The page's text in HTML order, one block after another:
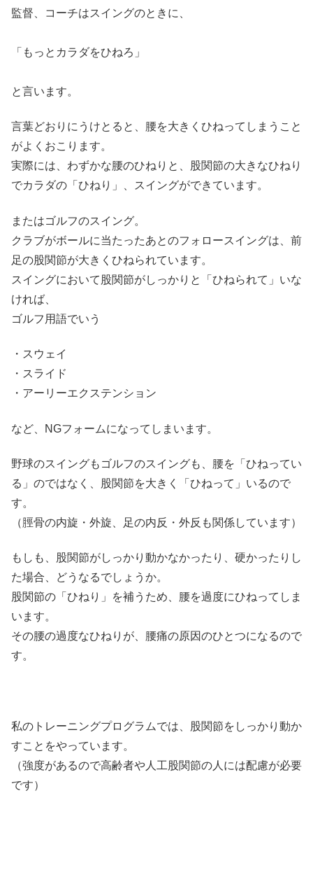
監督、コーチはスイングのときに、
「もっとカラダをひねろ」
と言います。
言葉どおりにうけとると、腰を大きくひねってしまうこと
がよくおこります。
実際には、わずかな腰のひねりと、股関節の大きなひねり
でカラダの「ひねり」、スイングができています。
またはゴルフのスイング。
クラブがボールに当たったあとのフォロースイングは、前
足の股関節が大きくひねられています。
スイングにおいて股関節がしっかりと「ひねられて」いな
ければ、
ゴルフ用語でいう
・スウェイ
・スライド
・アーリーエクステンション
など、NGフォームになってしまいます。
野球のスイングもゴルフのスイングも、腰を「ひねってい
る」のではなく、股関節を大きく「ひねって」いるので
す。
（脛骨の内旋・外旋、足の内反・外反も関係しています）
もしも、股関節がしっかり動かなかったり、硬かったりし
た場合、どうなるでしょうか。
股関節の「ひねり」を補うため、腰を過度にひねってしま
います。
その腰の過度なひねりが、腰痛の原因のひとつになるので
す。
私のトレーニングプログラムでは、股関節をしっかり動か
すことをやっています。
（強度があるので高齢者や人工股関節の人には配慮が必要
です）